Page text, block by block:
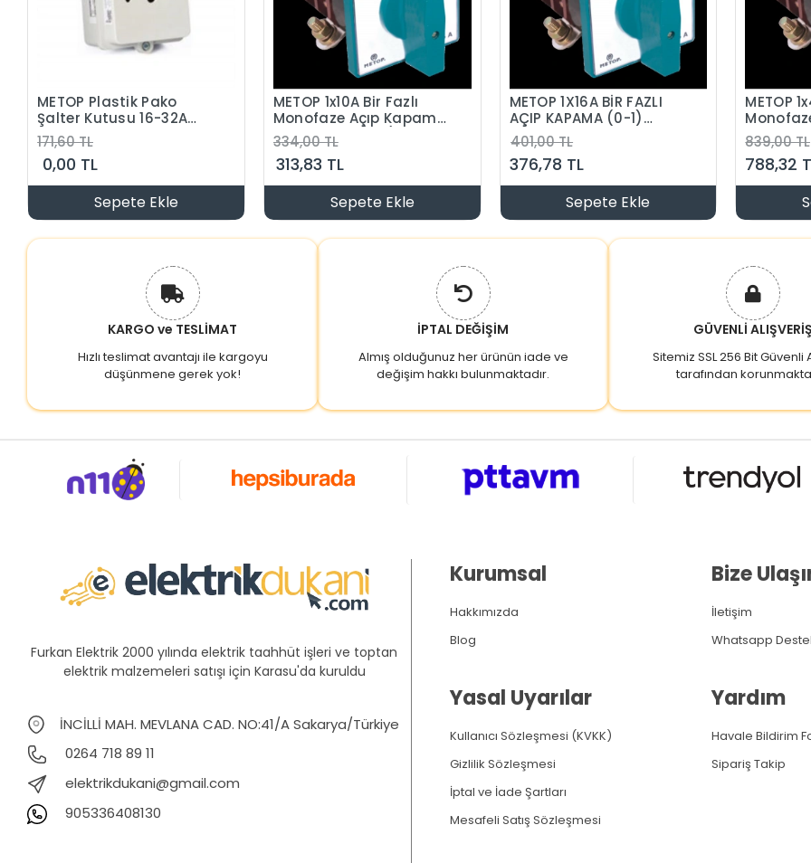
METOP Plastik Pako
Şalter Kutusu 16-32A
Arası Enversör - Kutup
Değiştirici
171,60 TL
0,00 TL
Sepete Ekle
METOP 1x10A Bir Fazlı
Monofaze Açıp Kapama
Pako Şalter (0-1)
334,00 TL
313,83 TL
Sepete Ekle
METOP 1X16A BİR FAZLI
AÇIP KAPAMA (0-1)
ŞALTER
401,00 TL
376,78 TL
Sepete Ekle
METOP
Pako
839,00 TL
788,32
KARGO ve TESLİMAT
Hızlı teslimat avantajı ile kargoyu
düşünmene gerek yok!
İPTAL DEĞİŞİM
Almış olduğunuz her ürünün iade ve
değişim hakkı bulunmaktadır.
GÜVENLİ
Sitemiz SSL 256 Bit Güvenli
tarafından
Furkan Elektrik 2000 yılında elektrik taahhüt işleri ve toptan
elektrik malzemeleri satışı için Karasu'da kuruldu
İNCİLLİ MAH. MEVLANA CAD. NO:41/A Sakarya/Türkiye
0264 718 89 11
elektrikdukani@gmail.com
905336408130
Kurumsal
Hakkımızda
Blog
Yasal Uyarılar
Kullanıcı Sözleşmesi (KVKK)
Gizlilik Sözleşmesi
İptal ve İade Şartları
Mesafeli Satış Sözleşmesi
Bize
İletişim
Whatsapp
Yardım
Havale Bildirim
Sipariş Takip